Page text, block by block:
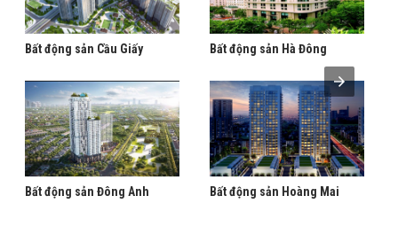
Bất động sản Cầu Giấy
Bất động sản Đông Anh
Bất động sản Hà Đông
Bất động sản Hoàng Mai